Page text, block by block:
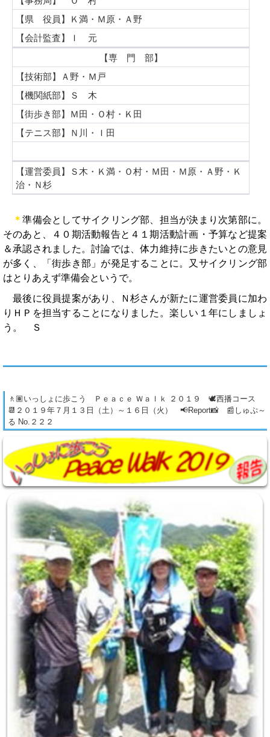
【県 役員】Ｋ満・Ｍ原・Ａ野
【会計監査】Ｉ 元
【専 門 部】
【技術部】Ａ野・Ｍ戸
【機関紙部】Ｓ 木
【街歩き部】Ｍ田・Ｏ村・Ｋ田
【テニス部】Ｎ川・Ｉ田
【運営委員】Ｓ木・Ｋ満・Ｏ村・Ｍ田・Ｍ原・Ａ野・Ｋ
治・Ｎ杉
＊準備会としてサイクリング部、担当が決まり次第部に。
そのあと、４０期活動報告と４１期活動計画・予算など提案
＆承認されました。討論では、体力維持に歩きたいとの意見
が多く、「街歩き部」が発足することに。又サイクリング部
はとりあえず準備会というで。
最後に役員提案があり、Ｎ杉さんが新たに運営委員に加わ
りＨＰを担当することになりました。楽しい１年にしましょ
う。 Ｓ
🚶🏽いっしょに歩こう Ｐｅａｃｅ Ｗａｌｋ ２０１９ 🕊西播コース
📆２０１９年７月１３日（土）～１６日（火） 📢Report📸 📰しゅぷ～
る No.２２２